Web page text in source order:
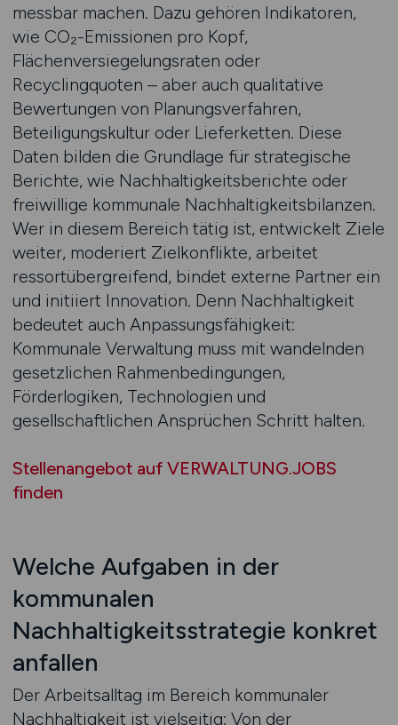
messbar machen. Dazu gehören Indikatoren,
wie CO₂-Emissionen pro Kopf,
Flächenversiegelungsraten oder
Recyclingquoten – aber auch qualitative
Bewertungen von Planungsverfahren,
Beteiligungskultur oder Lieferketten. Diese
Daten bilden die Grundlage für strategische
Berichte, wie Nachhaltigkeitsberichte oder
freiwillige kommunale Nachhaltigkeitsbilanzen.
Wer in diesem Bereich tätig ist, entwickelt Ziele
weiter, moderiert Zielkonflikte, arbeitet
ressortübergreifend, bindet externe Partner ein
und initiiert Innovation. Denn Nachhaltigkeit
bedeutet auch Anpassungsfähigkeit:
Kommunale Verwaltung muss mit wandelnden
gesetzlichen Rahmenbedingungen,
Förderlogiken, Technologien und
gesellschaftlichen Ansprüchen Schritt halten.
Stellenangebot auf VERWALTUNG.JOBS
finden
Welche Aufgaben in der
kommunalen
Nachhaltigkeitsstrategie konkret
anfallen
Der Arbeitsalltag im Bereich kommunaler
Nachhaltigkeit ist vielseitig: Von der